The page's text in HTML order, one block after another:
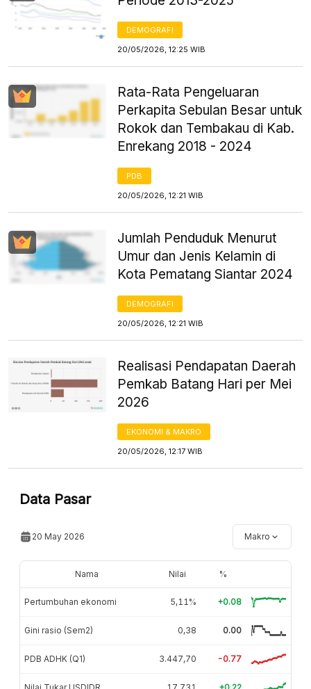
DEMOGRAFI
20/05/2026, 12:25 WIB
Rata-Rata Pengeluaran
Perkapita Sebulan Besar untuk
Rokok dan Tembakau di Kab.
Enrekang 2018 - 2024
PDB
20/05/2026, 12:21 WIB
Jumlah Penduduk Menurut
Umur dan Jenis Kelamin di
Kota Pematang Siantar 2024
DEMOGRAFI
20/05/2026, 12:21 WIB
Realisasi Pendapatan Daerah
Pemkab Batang Hari per Mei
2026
EKONOMI & MAKRO
20/05/2026, 12:17 WIB
Data Pasar
20 May 2026 Makro
Nama Nilai %
Pertumbuhan ekonomi 5,11% +0.08
Gini rasio (Sem2) 0,38 0.00
PDB ADHK (Q1) 3.447,70 -0.77